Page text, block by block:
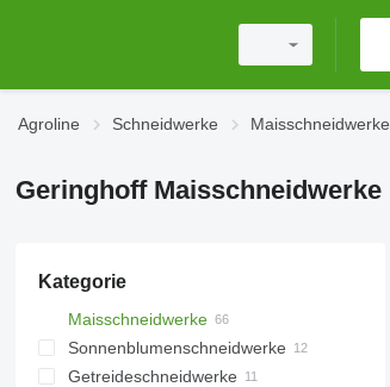
Agroline Schneidwerke Maisschneidwerke
Geringhoff Maisschneidwerke
Kategorie
Maisschneidwerke
Sonnenblumenschneidwerke
Getreideschneidwerke